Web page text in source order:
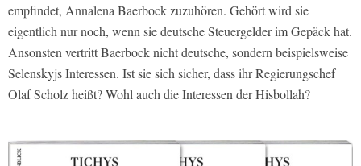
empfindet, Annalena Baerbock zuzuhören. Gehört wird sie
eigentlich nur noch, wenn sie deutsche Steuergelder im Gepäck hat.
Ansonsten vertritt Baerbock nicht deutsche, sondern beispielsweise
Selenskyjs Interessen. Ist sie sich sicher, dass ihr Regierungschef
Olaf Scholz heißt? Wohl auch die Interessen der Hisbollah?